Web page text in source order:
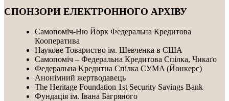
СПОНЗОРИ ЕЛЕКТРОННОГО АРХІВУ
Самопоміч-Ню Йорк Федеральна Кредитова
Кооператива
Наукове Товариство ім. Шевченка в США
Самопоміч – Федеральна Кредитова Спілка, Чикаґо
Федеральнa Kредитнa Спілка CУMA (Йонкерс)
Анонімний жертводавець
The Heritage Foundation 1st Security Savings Bank
Фундація ім. Івана Багряного